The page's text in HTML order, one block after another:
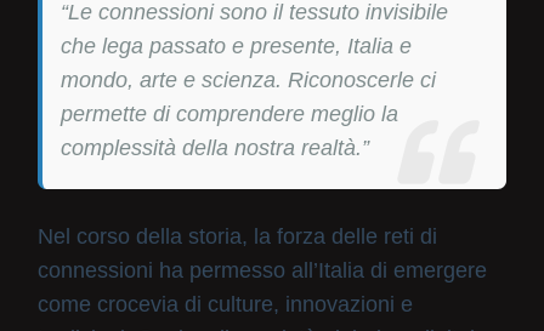
“Le connessioni sono il tessuto invisibile
che lega passato e presente, Italia e
mondo, arte e scienza. Riconoscerle ci
permette di comprendere meglio la
complessità della nostra realtà.”
Nel corso della storia, la forza delle reti di
connessioni ha permesso all’Italia di emergere
come crocevia di culture, innovazioni e